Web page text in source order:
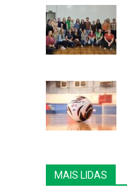
MAIS LIDAS